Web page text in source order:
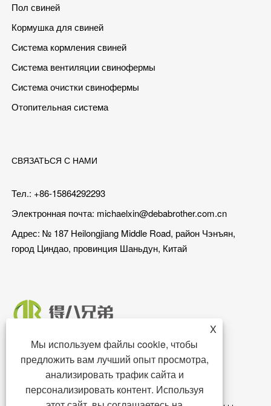
Пол свиней
Кормушка для свиней
Система кормления свиней
Система вентиляции свинофермы
Система очистки свинофермы
Отопительная система
СВЯЗАТЬСЯ С НАМИ
Тел.: +86-15864292293
Электронная почта: michaelxin@debabrother.com.cn
Адрес: № 187 Heilongjiang Middle Road, район Чэнъян,
город Циндао, провинция Шаньдун, Китай
X
Мы используем файлы cookie, чтобы
предложить вам лучший опыт просмотра,
анализировать трафик сайта и
персонализировать контент. Используя